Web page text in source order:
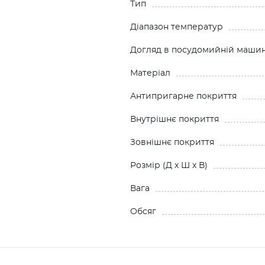
Тип
Діапазон температур
Догляд в посудомийній
Матеріал
Антипригарне покриття
Внутрішнє покриття
Зовнішнє покриття
Розмiр (Д x Ш x В)
Вага
Обсяг